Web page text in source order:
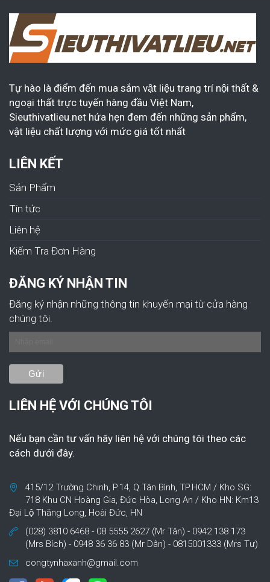
Tự hào là điểm đến mua sắm vật liệu trang trí nội thất &
ngoại thất trực tuyến hàng đầu Việt Nam,
Sieuthivatlieu.net hứa hẹn đem đến những sản phẩm,
vật liệu chất lượng với mức giá tốt nhất
LIÊN KẾT
Sản Phẩm
Tin tức
Liên hệ
Kiếm Tra Đơn Hàng
ĐĂNG KÝ NHẬN TIN
Đăng ký nhận những thông tin khuyến mại từ cửa hàng
chúng tôi.
LIÊN HỆ VỚI CHÚNG TÔI
Nếu bạn cần tư vấn hãy liên hệ với chúng tôi theo các
cách dưới đây.
415/12 Trường Chinh, P.14, Q.Tân Bình, TP.HCM / Kho SG:
718 Khu CN Hoàng Gia, Đức Hòa, Long An / Kho HN: Km13
Đại Lộ Thăng Long, Hoài Đức, HN
(028) 3810 6468 - 08 5555 2627 (Mr Tân) - 0942 138 173
(Mrs Bích) - 0948 36 36 83 (Mr Dân) - 0815001333 (Mrs Tư)
congtynhaxanh@gmail.com